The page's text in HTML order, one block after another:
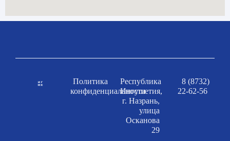
Политика
конфиденциальности
Республика
Ингушетия,
г. Назрань,
улица
Осканова
29
8 (8732)
22-62-56